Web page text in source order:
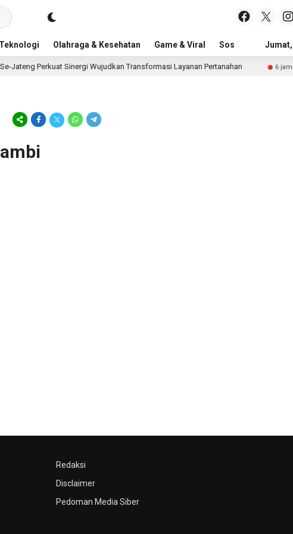
Olahraga & Kesehatan Game & Viral Sosial & Budaya
Jumat,
Perkuat Sinergi Wujudkan Transformasi Layanan Pertanahan 6 jam lalu
Redaksi
Disclaimer
Pedoman Media Siber